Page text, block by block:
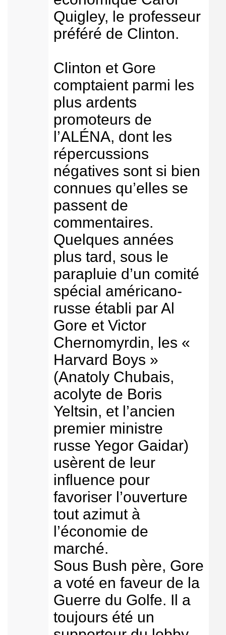
Quigley, le professeur
préféré de Clinton.
Clinton et Gore
comptaient parmi les
plus ardents
promoteurs de
l’ALÉNA, dont les
répercussions
négatives sont si bien
connues qu’elles se
passent de
commentaires.
Quelques années
plus tard, sous le
parapluie d’un comité
spécial américano-
russe établi par Al
Gore et Victor
Chernomyrdin, les «
Harvard Boys »
(Anatoly Chubais,
acolyte de Boris
Yeltsin, et l’ancien
premier ministre
russe Yegor Gaidar)
usèrent de leur
influence pour
favoriser l’ouverture
tout azimut à
l’économie de
marché.
Sous Bush père, Gore
a voté en faveur de la
Guerre du Golfe. Il a
toujours été un